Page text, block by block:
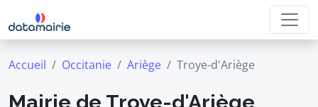
Accueil Occitanie Ariège Troye-d'Ariège
Mairie de Troye-d'Ariège